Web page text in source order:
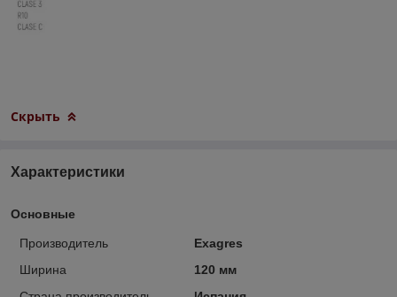
Скрыть
Характеристики
Основные
Производитель
Exagres
Ширина
120 мм